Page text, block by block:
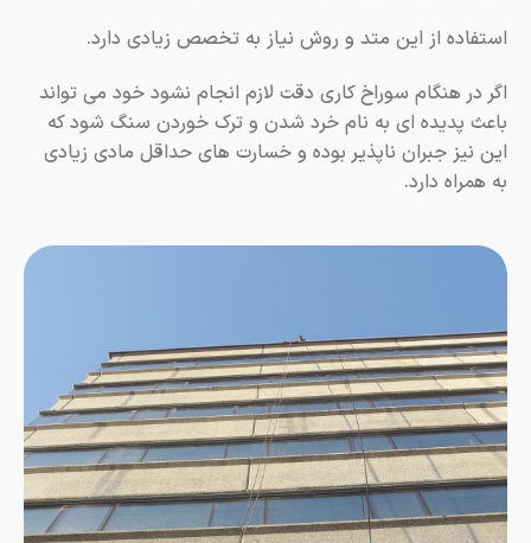
استفاده از این متد و روش نیاز به تخصص زیادی دارد.
اگر در هنگام سوراخ کاری دقت لازم انجام نشود خود می تواند
باعث پدیده ای به نام خرد شدن و ترک خوردن سنگ شود که
این نیز جبران ناپذیر بوده و خسارت های حداقل مادی زیادی
به همراه دارد.